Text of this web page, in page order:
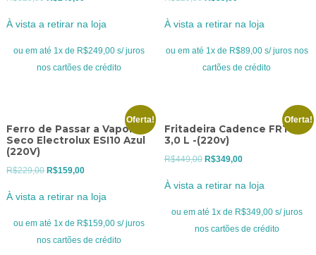
era:
R$329,00.
atual
é:
R$249,00.
À vista a retirar na loja
ou em até 1x de R$249,00 s/ juros
nos cartões de crédito
era:
R$129,00.
é:
R$89,00.
À vista a retirar na loja
ou em até 1x de R$89,00 s/ juros nos
cartões de crédito
Oferta!
Ferro de Passar a Vapor e
Seco Electrolux ESI10 Azul
(220V)
R$229,00 O
era:
R$229,00.
R$159,00O
atual
é:
R$159,00.
À vista a retirar na loja
ou em até 1x de R$159,00 s/ juros
nos cartões de crédito
Oferta!
Fritadeira Cadence FRT 515
3,0 L -(220v)
R$449,00 O
era:
R$449,00.
R$349,00O
atual
é:
R$349,00.
À vista a retirar na loja
ou em até 1x de R$349,00 s/ juros
nos cartões de crédito